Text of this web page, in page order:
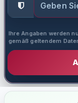
Ihre Angaben werden
gemäß geltendem